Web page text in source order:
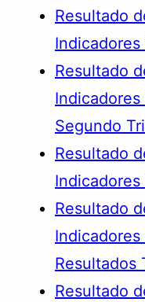
Resultado
Resultado
Segundo
Resultado
Resultado
Resultados
Resultado